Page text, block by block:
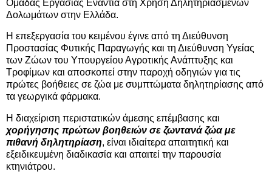
Ομάδας Εργασίας Ενάντια στη Χρήση Δηλητηριασμένων
Δολωμάτων στην Ελλάδα.
Η επεξεργασία του κειμένου έγινε από τη Διεύθυνση
Προστασίας Φυτικής Παραγωγής και τη Διεύθυνση Υγείας
των Ζώων του Υπουργείου Αγροτικής Ανάπτυξης και
Τροφίμων και αποσκοπεί στην παροχή οδηγιών για τις
πρώτες βοήθειες σε ζώα με συμπτώματα δηλητηρίασης από
τα γεωργικά φάρμακα.
Η διαχείριση περιστατικών άμεσης επέμβασης και
χορήγησης πρώτων βοηθειών σε ζωντανά ζώα με
πιθανή δηλητηρίαση, είναι ιδιαίτερα απαιτητική και
εξειδικευμένη διαδικασία και απαιτεί την παρουσία
κτηνιάτρου.